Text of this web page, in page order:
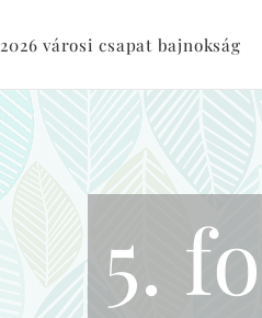
2026 városi csapat bajnokság
5.